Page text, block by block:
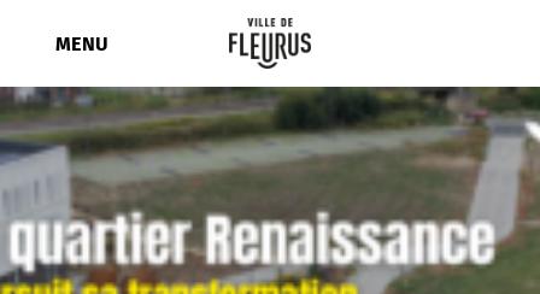
contenuMENU